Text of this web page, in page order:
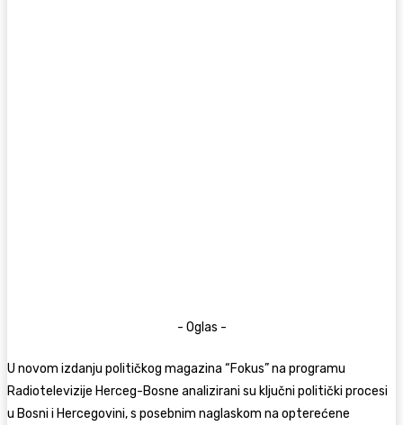
- Oglas -
U novom izdanju političkog magazina “Fokus” na programu
Radiotelevizije Herceg-Bosne analizirani su ključni politički procesi
u Bosni i Hercegovini, s posebnim naglaskom na opterećene